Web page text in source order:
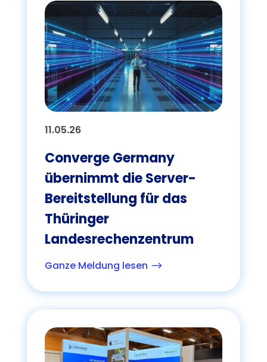
11.05.26
Converge Germany
übernimmt die Server-
Bereitstellung für das
Thüringer
Landesrechenzentrum
Ganze Meldung lesen $